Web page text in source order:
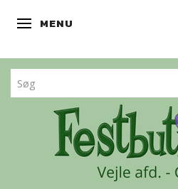
SKIFTE NAVIGATION
MENU